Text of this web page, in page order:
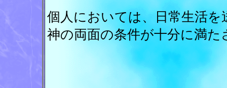
個人においては、日常生活
神の両面の条件が十分に満